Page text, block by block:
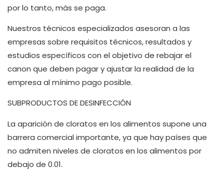
por lo tanto, más se paga.
Nuestros técnicos especializados asesoran a las
empresas sobre requisitos técnicos, resultados y
estudios específicos con el objetivo de rebajar el
canon que deben pagar y ajustar la realidad de la
empresa al mínimo pago posible.
SUBPRODUCTOS DE DESINFECCIÓN
La aparición de cloratos en los alimentos supone una
barrera comercial importante, ya que hay países que
no admiten niveles de cloratos en los alimentos por
debajo de 0.01.